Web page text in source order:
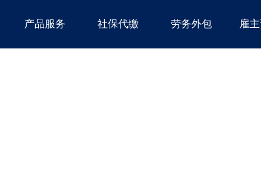
产品服务 社保代缴 劳务外包 雇